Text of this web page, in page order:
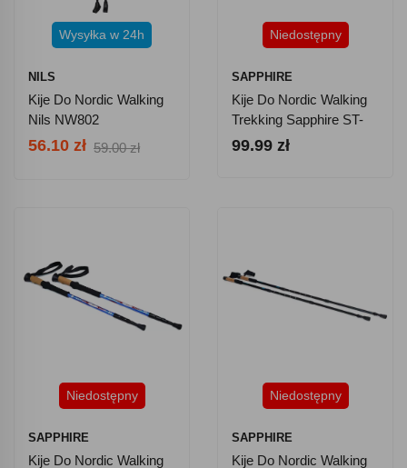
Wysyłka w 24h
NILS
Kije Do Nordic Walking
Nils NW802
56.10 zł 59.00 zł
Niedostępny
SAPPHIRE
Kije Do Nordic Walking
Trekking Sapphire ST-
071+ 2 Pary Końcówek I
99.99 zł
Niedostępny
SAPPHIRE
Kije Do Nordic Walking
Niedostępny
SAPPHIRE
Kije Do Nordic Walking